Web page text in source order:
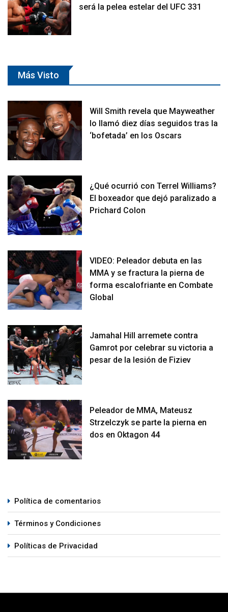
será la pelea estelar del UFC 331
Más Visto
Will Smith revela que Mayweather
lo llamó diez días seguidos tras la
‘bofetada’ en los Oscars
¿Qué ocurrió con Terrel Williams?
El boxeador que dejó paralizado a
Prichard Colon
VIDEO: Peleador debuta en las
MMA y se fractura la pierna de
forma escalofriante en Combate
Global
Jamahal Hill arremete contra
Gamrot por celebrar su victoria a
pesar de la lesión de Fiziev
Peleador de MMA, Mateusz
Strzelczyk se parte la pierna en
dos en Oktagon 44
Política de comentarios
Términos y Condiciones
Políticas de Privacidad